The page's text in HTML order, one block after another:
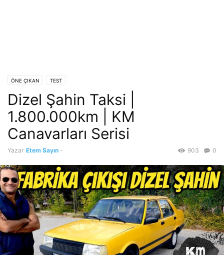
ÖNE ÇIKAN TEST
Dizel Şahin Taksi |
1.800.000km | KM
Canavarları Serisi
Yazar Etem Sayın - 0
903